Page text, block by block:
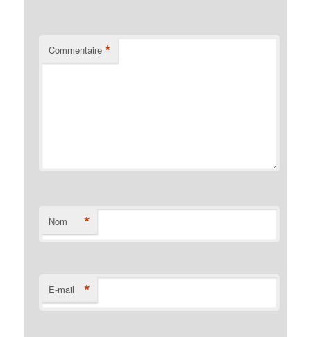
Commentaire *
Nom *
E-mail *